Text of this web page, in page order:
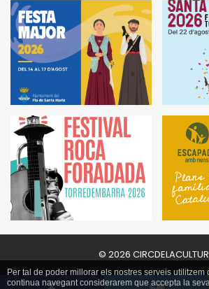
© 2026
Per tal de poder millorar els nostres serveis utilitzem
continua navegant considerarem que accepta la